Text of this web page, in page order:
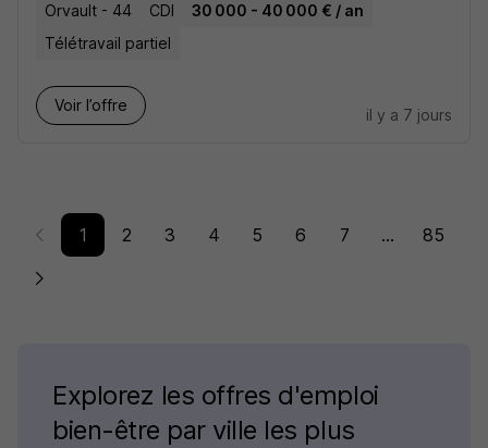
Orvault - 44 CDI
30 000 - 40 000 € / an
Télétravail partiel
Voir l’offre
il y a 7 jours
1 2 3 4 5 6 7 ... 85
Explorez les offres d'emploi
bien-être par ville les plus